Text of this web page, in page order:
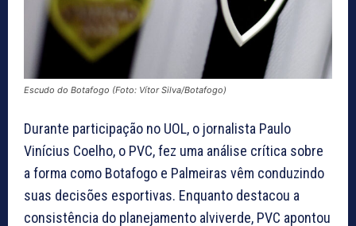
Escudo do Botafogo (Foto: Vítor Silva/Botafogo)
Durante participação no UOL, o jornalista Paulo
Vinícius Coelho, o PVC, fez uma análise crítica sobre
a forma como Botafogo e Palmeiras vêm conduzindo
suas decisões esportivas. Enquanto destacou a
consistência do planejamento alviverde, PVC apontou